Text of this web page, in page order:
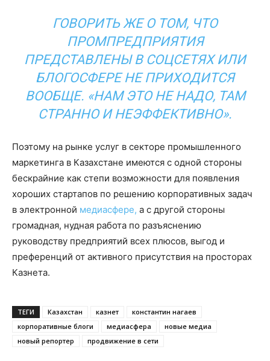
ГОВОРИТЬ ЖЕ О ТОМ, ЧТО
ПРОМПРЕДПРИЯТИЯ
ПРЕДСТАВЛЕНЫ В СОЦСЕТЯХ ИЛИ
БЛОГОСФЕРЕ НЕ ПРИХОДИТСЯ
ВООБЩЕ. «НАМ ЭТО НЕ НАДО, ТАМ
СТРАННО И НЕЭФФЕКТИВНО».
Поэтому на рынке услуг в секторе промышленного
маркетинга в Казахстане имеются с одной стороны
бескрайние как степи возможности для появления
хороших стартапов по решению корпоративных задач
в электронной медиасфере, а с другой стороны
громадная, нудная работа по разъяснению
руководству предприятий всех плюсов, выгод и
преференций от активного присутствия на просторах
Казнета.
ТЕГИ Казахстан казнет
константин нагаев
корпоративные блоги
медиасфера
новые медиа
новый репортер
продвижение в сети